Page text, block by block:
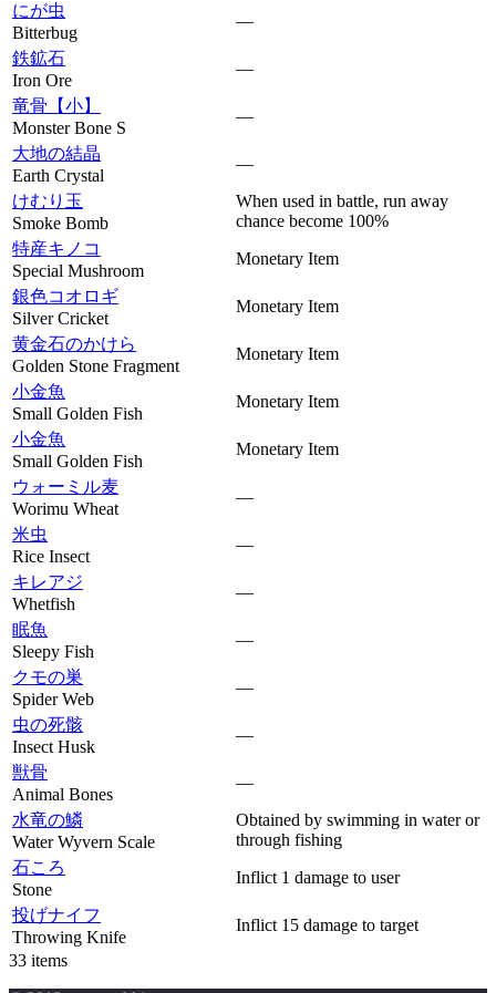
にが虫
Bitterbug
—
鉄鉱石
Iron Ore
—
竜骨【小】
Monster Bone S
—
大地の結晶
Earth Crystal
—
けむり玉
Smoke Bomb
When used in battle, run away
chance become 100%
特産キノコ
Special Mushroom
Monetary Item
銀色コオロギ
Silver Cricket
Monetary Item
黄金石のかけら
Golden Stone Fragment
Monetary Item
小金魚
Small Golden Fish
Monetary Item
小金魚
Small Golden Fish
Monetary Item
ウォーミル麦
Worimu Wheat
—
米虫
Rice Insect
—
キレアジ
Whetfish
—
眠魚
Sleepy Fish
—
クモの巣
Spider Web
—
虫の死骸
Insect Husk
—
獣骨
Animal Bones
—
水竜の鱗
Water Wyvern Scale
Obtained by swimming in water or
through fishing
石ころ
Stone
Inflict 1 damage to user
投げナイフ
Throwing Knife
Inflict 15 damage to target
33 items